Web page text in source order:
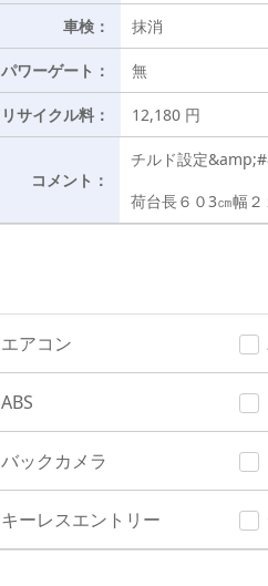
車検： 抹消
パワーゲート： 無
リサイクル料： 12,180 円
コメント：
チルド設定
荷台長６０3㎝幅
エアコン
ABS
バックカメラ
キーレスエントリー